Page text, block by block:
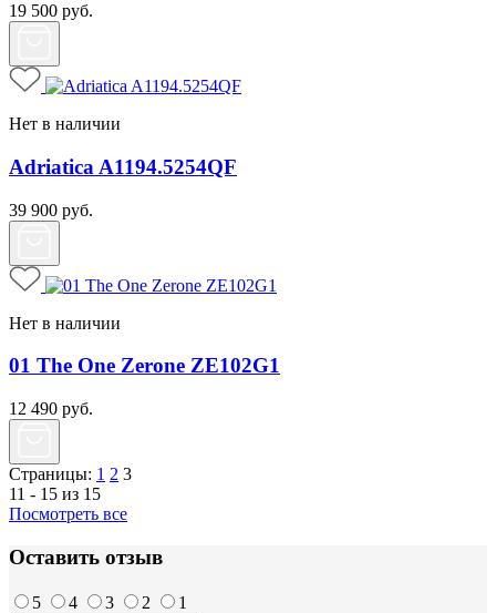
19 500 руб.
Нет в наличии
Adriatica A1194.5254QF
39 900 руб.
Нет в наличии
01 The One Zerone ZE102G1
12 490 руб.
Страницы: 1 2 3
11 - 15 из 15
Посмотреть все
Оставить отзыв
5 4 3 2 1